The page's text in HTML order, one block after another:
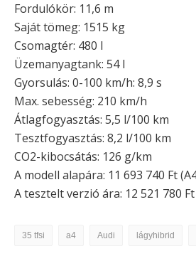
Fordulókör: 11,6 m
Saját tömeg: 1515 kg
Csomagtér: 480 l
Üzemanyagtank: 54 l
Gyorsulás: 0-100 km/h: 8,9 s
Max. sebesség: 210 km/h
Átlagfogyasztás: 5,5 l/100 km
Tesztfogyasztás: 8,2 l/100 km
CO2-kibocsátás: 126 g/km
A modell alapára: 11 693 740 Ft
A tesztelt verzió ára: 12 521 780 Ft
35 tfsi a4 Audi lágyhibrid